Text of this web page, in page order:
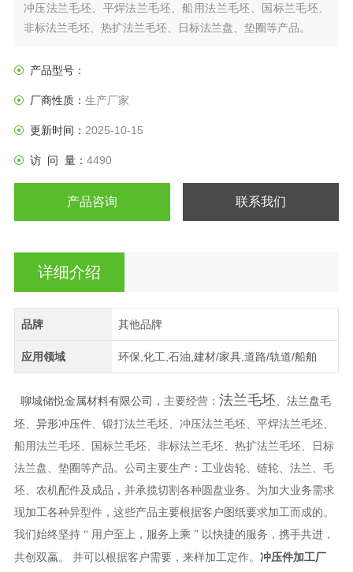
冲压法兰毛坯、平焊法兰毛坯、船用法兰毛坯、国标兰毛坯、
非标法兰毛坯、热扩法兰毛坯、日标法兰盘、垫圈等产品。
产品型号：
厂商性质： 生产厂家
更新时间： 2025-10-15
访 问 量： 4490
产品咨询 联系我们
详细介绍
品牌 其他品牌
应用领域 环保,化工,石油,建材/家具,道路/轨道/船舶
聊城储悦金属材料有限公司， 主要经营： 法兰毛坯
法兰盘毛
坯、 异形冲压件、锻打法兰毛坯、冲压法兰毛坯、平焊法兰毛坯、
船用法兰毛坯、国标兰毛坯、非标法兰毛坯、热扩法兰毛坯、日标
法兰盘、垫圈等产品。公司主要生产：工业齿轮、链轮、法兰、毛
坯、农机配件及成品，并承揽切割各种圆盘业务。为加大业务需求
现加工各种异型件，这些产品主要根据客户图纸要求加工而成的。
我们始终坚持 “ 用户至上，服务上乘 ” 以快捷的服务，携手共进，
共创双蠃。 并可以根据客户需要，来样加工定作。 冲压件加工厂